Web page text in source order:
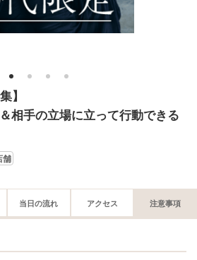
1 2 3 4
】
相手の立場に立って行動できる
舗
当日の流れ アクセス 注意事項